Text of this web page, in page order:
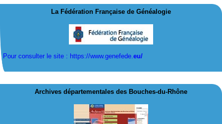
La Fédération Française de Généalogie
Pour consulter le site : https://www.genefede.eu/
Archives départementales des Bouches-du-Rhône